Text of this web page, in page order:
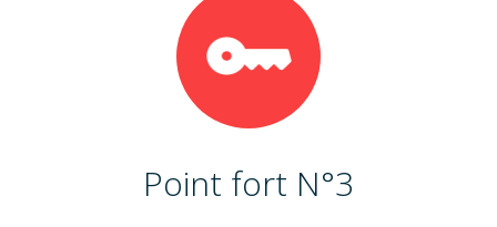
Point fort N°3